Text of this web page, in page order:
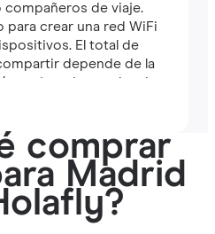
compañeros de viaje.
crear una red WiFi
El total de
depende de la
ejemplo, un plan de
comprar
Madrid